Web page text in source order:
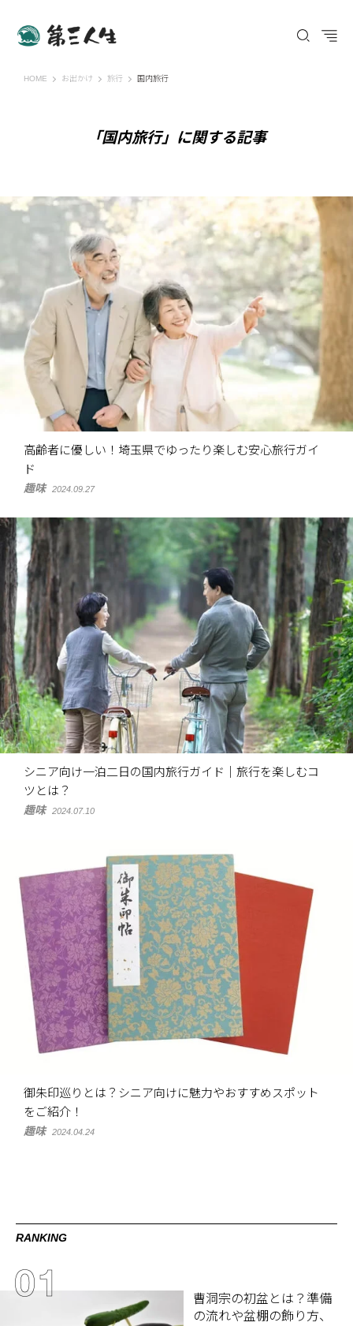
HOME 第三人生 〜寄り道の歩き方〜
お出かけ 旅行 国内旅行
「国内旅行」に関する記事
高齢者に優しい！埼玉県でゆったり楽しむ安心旅行ガイ
ド
趣味 2024.09.27
シニア向け一泊二日の国内旅行ガイド｜旅行を楽しむコ
ツとは？
趣味 2024.07.10
御朱印巡りとは？シニア向けに魅力やおすすめスポット
をご紹介！
趣味 2024.04.24
RANKING
曹洞宗の初盆とは？準備
の流れや盆棚の飾り方、